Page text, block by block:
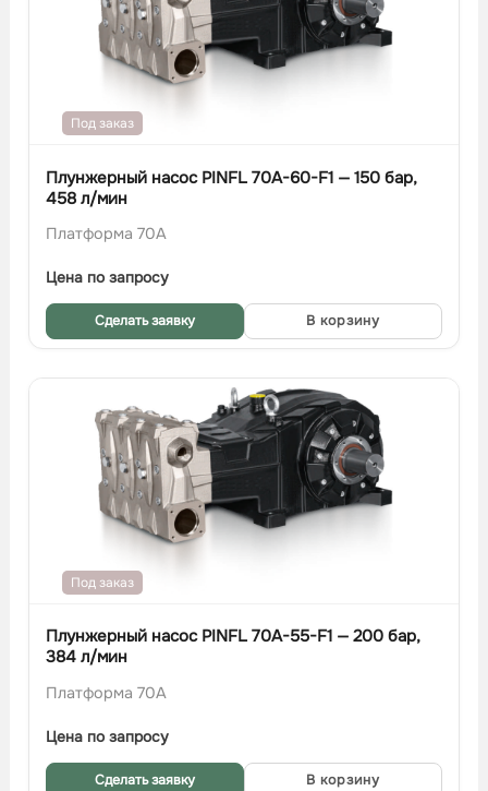
Под заказ
Плунжерный насос PINFL 70A-60-F1 — 150 бар,
458 л/мин
Платформа 70A
Цена по запросу
Сделать заявку В корзину
Под заказ
Плунжерный насос PINFL 70A-55-F1 — 200 бар,
384 л/мин
Платформа 70A
Цена по запросу
Сделать заявку В корзину